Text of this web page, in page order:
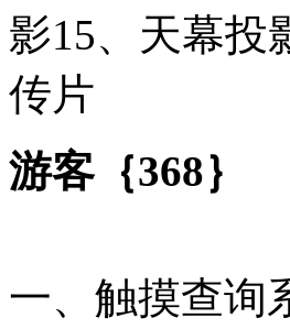
影15、天幕投
传片
游客｛368｝
一、触摸查询